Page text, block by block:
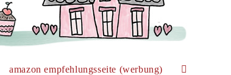
amazon empfehlungsseite (werbung)